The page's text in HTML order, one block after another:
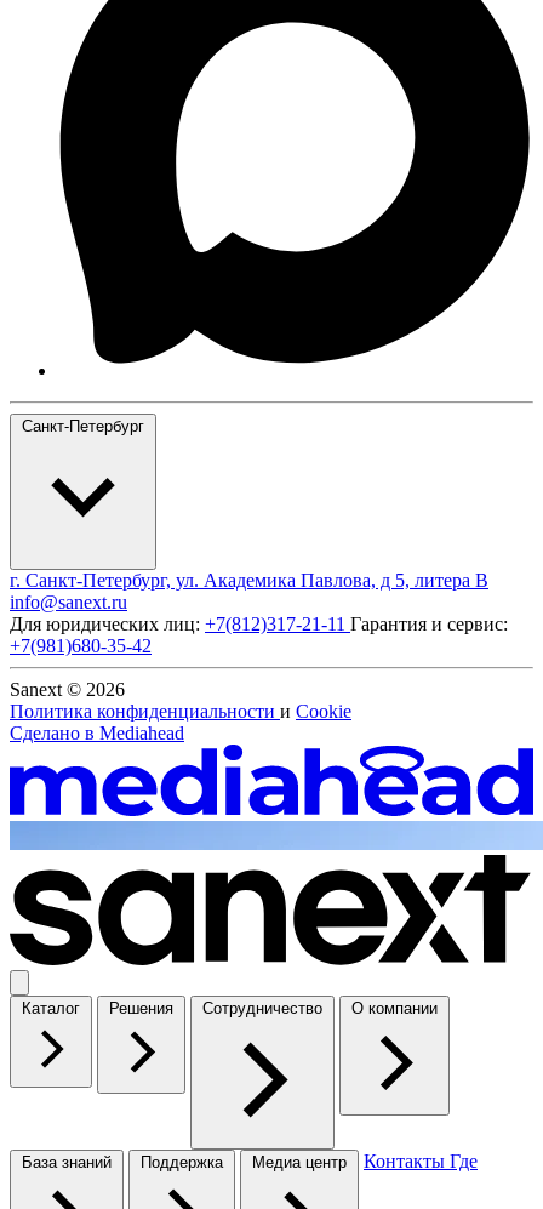
Санкт-Петербург
г. Санкт-Петербург, ул. Академика Павлова, д 5, литера В
info@sanext.ru
Для юридических лиц: +7(812)317-21-11 Гарантия и сервис:
+7(981)680-35-42
Sanext © 2026
Политика конфиденциальности и Cookie
Сделано в Mediahead
Каталог Решения Сотрудничество О компании
База знаний Поддержка Медиа центр Контакты Где